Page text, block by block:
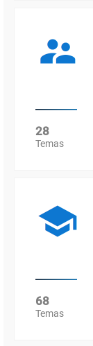
28
Temas
68
Temas